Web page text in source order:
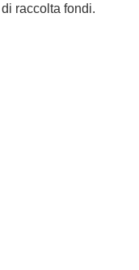
raccolta fondi.